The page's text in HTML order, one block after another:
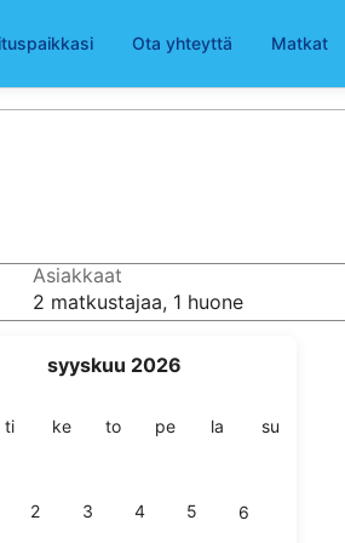
Ota yhteyttä Matkat
syyskuu 2026
titiistaikekeskiviikko
totorstai
peperjantai
la lauantai
susunnuntai
2 3 4 5 6
Asiakkaat
2 matkustajaa, 1 huone